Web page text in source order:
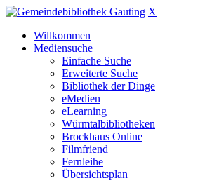
X
Willkommen
Mediensuche
Einfache Suche
Erweiterte Suche
Bibliothek der Dinge
eMedien
eLearning
Würmtalbibliotheken
Brockhaus Online
Filmfriend
Fernleihe
Übersichtsplan